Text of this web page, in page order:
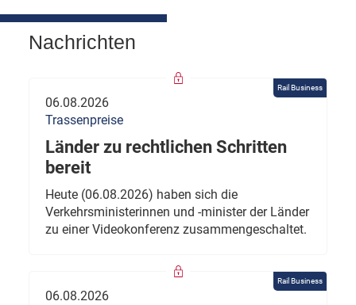
Nachrichten
Rail Business
06.08.2026
Trassenpreise
Länder zu rechtlichen Schritten
bereit
Heute (06.08.2026) haben sich die
Verkehrsministerinnen und -minister der Länder
zu einer Videokonferenz zusammengeschaltet.
Rail Business
06.08.2026